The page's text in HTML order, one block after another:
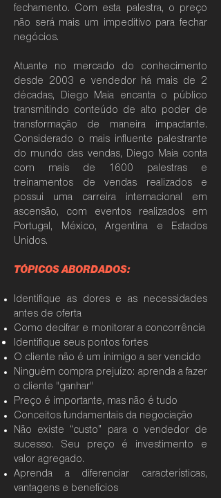
fechamento. Com esta palestra, o preço
não será mais um impeditivo para fechar
negócios.
Atuante no mercado do conhecimento
desde 2003 e vendedor há mais de 2
décadas, Diego Maia encanta o público
transmitindo conteúdo de alto poder de
transformação de maneira impactante.
Considerado o mais influente palestrante
do mundo das vendas, Diego Maia conta
com mais de 1600 palestras e
treinamentos de vendas realizados e
possui uma carreira internacional em
ascensão, com eventos realizados em
Portugal, México, Argentina e Estados
Unidos.
TÓPICOS ABORDADOS:
Identifique as dores e as necessidades
antes de oferta
Como decifrar e monitorar a concorrência
Identifique seus pontos fortes
O cliente não é um inimigo a ser vencido
Ninguém compra prejuízo: aprenda a fazer
o cliente "ganhar"
Preço é importante, mas não é tudo
Conceitos fundamentais da negociação
Não existe “custo” para o vendedor de
sucesso. Seu preço é investimento e
valor agregado.
Aprenda a diferenciar características,
vantagens e benefícios